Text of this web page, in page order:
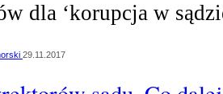
dla ‘korupcja w
29.11.2017